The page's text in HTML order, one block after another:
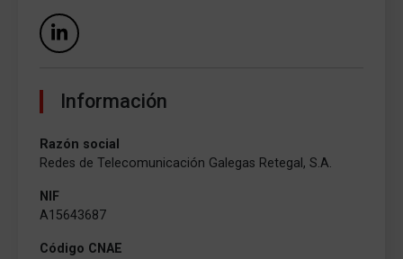
Información
Razón social
Redes de Telecomunicación Galegas Retegal, S.A.
NIF
A15643687
Código CNAE